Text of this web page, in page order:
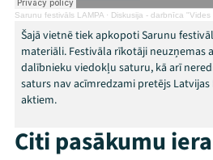
Viņi bija
Jaunumi
Ziedo
Sarunu festivāls LAMPA · Diskusija - darbnīca "Vides konfliktu
Šajā vietnē tiek apkopoti Sarunu
materiāli. Festivāla rīkotāji neuzņemas
dalībnieku viedokļu saturu, kā arī
saturs nav acīmredzami pretējs
aktiem.
Citi pasākumu